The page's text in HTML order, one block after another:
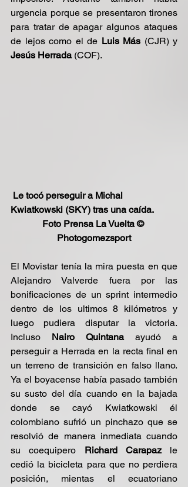
urgencia porque se presentaron tirones
para tratar de apagar algunos ataques
de lejos como el de Luis Más
Jesús Herrada (COF).
Le tocó perseguir a Michal
Kwiatkowski (SKY) tras una caída.
Foto Prensa La Vuelta ©
Photogomezsport
El Movistar tenía la mira puesta en que
Alejandro Valverde fuera por las
bonificaciones de un sprint intermedio
dentro de los ultimos 8 kilómetros y
luego pudiera disputar la victoria.
Incluso Nairo Quintana ayudó a
perseguir a Herrada en la recta final en
un terreno de transición en falso llano.
Ya el boyacense había pasado también
su susto del día cuando en la bajada
donde se cayó Kwiatkowski él
colombiano sufrió un pinchazo que se
resolvió de manera inmediata cuando
su coequipero Richard Carapaz le
cedió la bicicleta para que no perdiera
posición, mientas el ecuatoriano